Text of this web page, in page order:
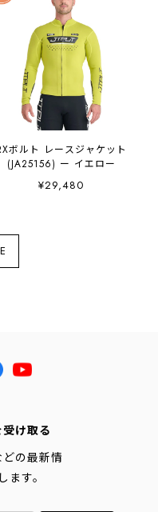
ルト レースジャケット
(JA25156) ー イエロー
¥29,480
け取る
の最新情
ます。